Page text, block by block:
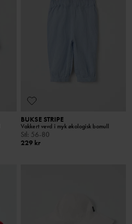
BUKSE STRIPE
Vakkert vevd i myk økologisk bomull
Stl: 56-80
229 kr